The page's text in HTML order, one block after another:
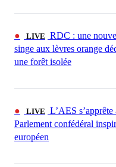
● LIVE
RDC : une
singe aux lèvres orange
une forêt isolée
● LIVE
L’AES s’apprête
Parlement confédéral
européen